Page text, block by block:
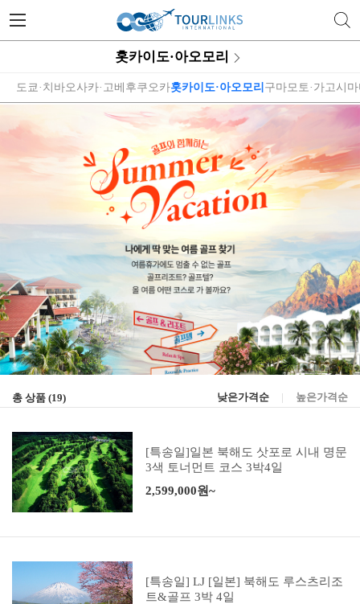
투어링스 | 행복한 골프 여행의
홋카이도·아오모리
도쿄·치바오사카·고베 후쿠오카홋카이도·아오모리 구마모토·가고시마
총 상품 (19) 높은가격순
|
낮은가격순
[특송일]일본 북해도 삿포로 시내 명문
3색 토너먼트 코스 3박4일
2,599,000원~
[특송일] LJ [일본] 북해도 루스츠리조
트&골프 3박 4일